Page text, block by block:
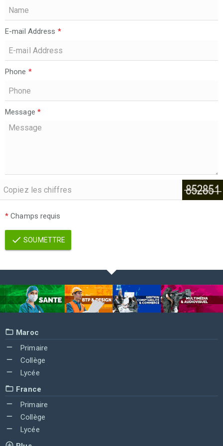
E-mail Address *
Phone *
Message *
* Champs requis
SOUMETTRE
Maroc
Primaire
Collège
Lycée
France
Primaire
Collège
Lycée